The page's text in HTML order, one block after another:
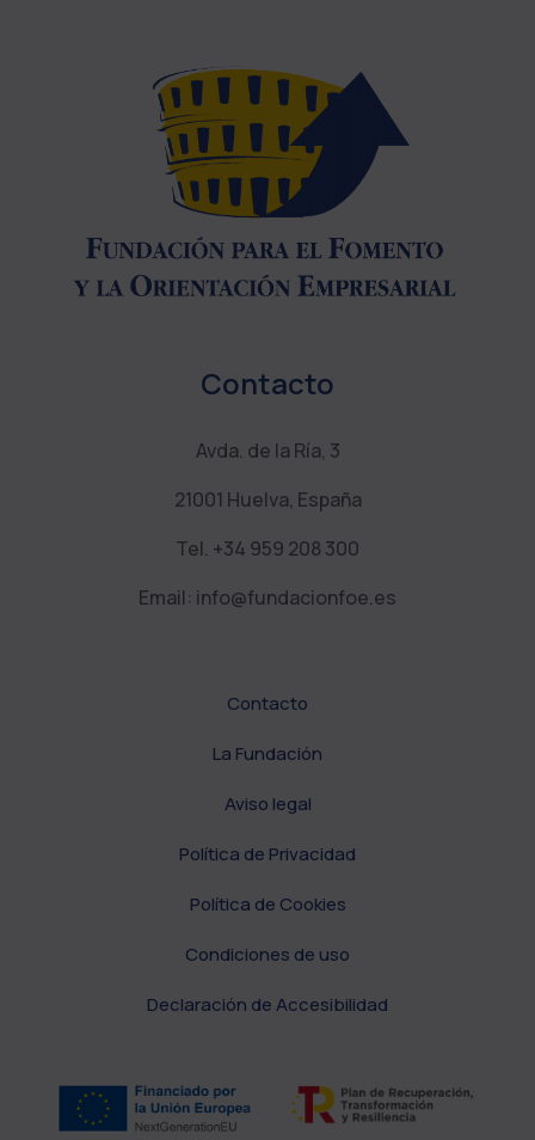
Contacto
Avda. de la Ría, 3
21001 Huelva, España
Tel. +34 959 208 300
Email: info@fundacionfoe.es
Contacto
La Fundación
Aviso legal
Política de Privacidad
Política de Cookies
Condiciones de uso
Declaración de Accesibilidad